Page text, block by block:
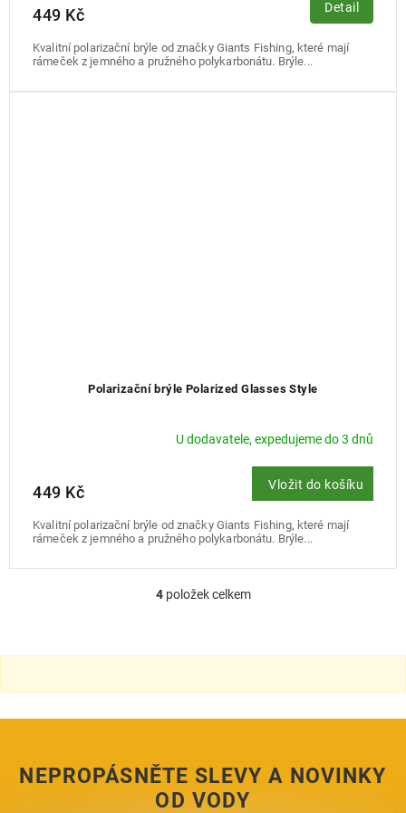
449 Kč Detail
Kvalitní polarizační brýle od značky Giants Fishing, které mají
rámeček z jemného a pružného polykarbonátu. Brýle...
Polarizační brýle Polarized Glasses Style
U dodavatele, expedujeme do 3 dnů
449 Kč Vložit do košíku
Kvalitní polarizační brýle od značky Giants Fishing, které mají
rámeček z jemného a pružného polykarbonátu. Brýle...
O
á
a
í
v
k
y
4položek celkem
NEPROPÁSNĚTE SLEVY A NOVINKY
OD VODY